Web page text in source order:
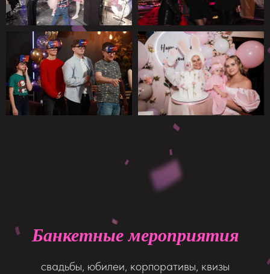
Банкетные мероприятия
свадьбы, юбилеи, корпоративы, квизы